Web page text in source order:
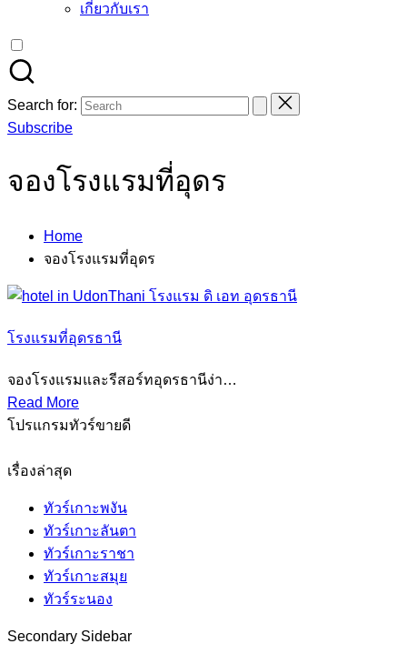
เกี่ยวกับเรา
Search for:
Subscribe
จองโรงแรมที่อุดร
Home
จองโรงแรมที่อุดร
โรงแรมที่อุดรธานี
จองโรงแรมและรีสอร์ทอุดรธานีง่า…
Read More
โปรแกรมทัวร์ขายดี
เรื่องล่าสุด
ทัวร์เกาะพงัน
ทัวร์เกาะลันตา
ทัวร์เกาะราชา
ทัวร์เกาะสมุย
ทัวร์ระนอง
Secondary Sidebar